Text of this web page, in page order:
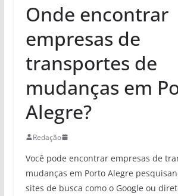
Onde encontrar
empresas de
transportes de
mudanças em
Alegre?
Redação
Você pode encontrar empresas de
mudanças em Porto Alegre
sites de busca como o Google ou